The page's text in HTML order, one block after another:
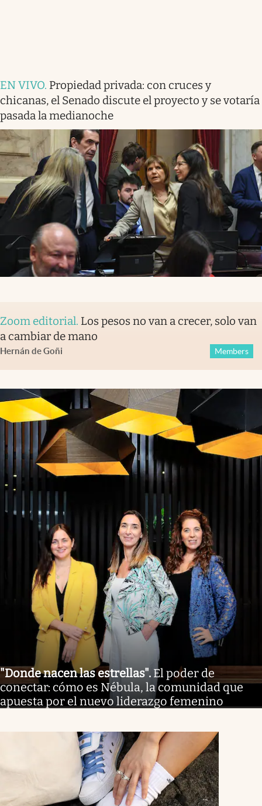
EN VIVO. Propiedad privada: con cruces y
chicanas, el Senado discute el proyecto y se votaría
pasada la medianoche
Zoom editorial. Los pesos no van a crecer, solo van
a cambiar de mano
Hernán de Goñi Members
"Donde nacen las estrellas". El poder de
conectar: cómo es Nébula, la comunidad que
apuesta por el nuevo liderazgo femenino